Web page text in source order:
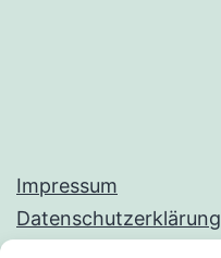
Impressum
Datenschutzerklärung